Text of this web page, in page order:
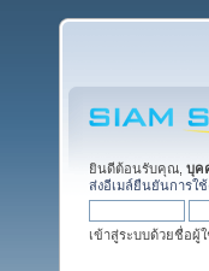
ยินดีต้อนรับคุณ, บุค
ส่งอีเมล์ยืนยันการใช้
เข้าสู่ระบบด้วยชื่อผู้